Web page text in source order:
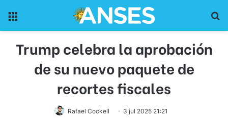
Trump celebra la aprobación
de su nuevo paquete de
recortes fiscales
Rafael Cockell 3 jul 2025 21:21